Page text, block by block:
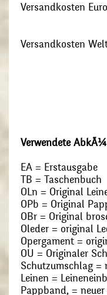
Versandkosten
Versandkosten
Verwendete
EA = Erstausgabe
TB = Taschenbuch
OLn = Original
OPb = Original
OBr = Original
Oleder = original
Opergament =
OU = Originaler
Schutzumschlag =
Leinen =
Pappband, =